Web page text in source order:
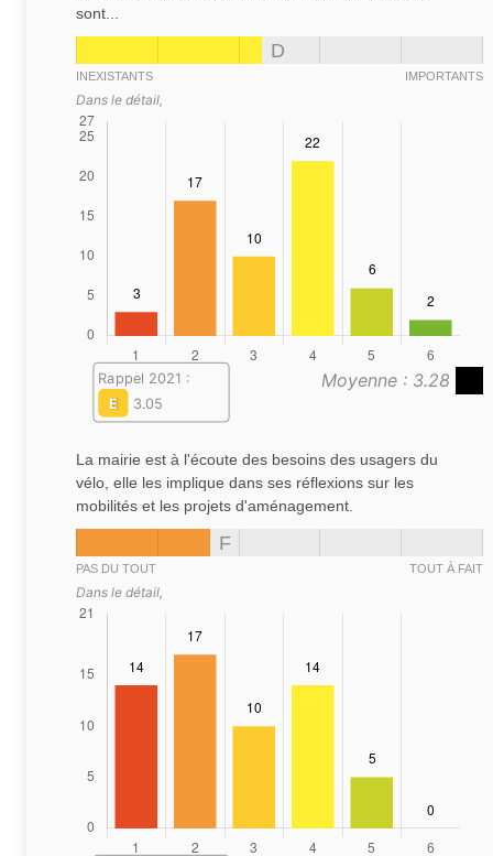
sont...
D
INEXISTANTS IMPORTANTS
Dans le détail,
Moyenne : 3.28
Rappel 2021 :
E
3.05
La mairie est à l'écoute des besoins des usagers du
vélo, elle les implique dans ses réflexions sur les
mobilités et les projets d'aménagement.
F
PAS DU TOUT TOUT À FAIT
Dans le détail,